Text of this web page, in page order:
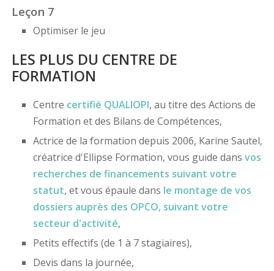
Leçon 7
Optimiser le jeu
LES PLUS DU CENTRE DE
FORMATION
Centre certifié QUALIOPI, au titre des Actions de
Formation et des Bilans de Compétences,
Actrice de la formation depuis 2006, Karine Sautel,
créatrice d'Ellipse Formation, vous guide dans vos
recherches de financements suivant votre
statut, et vous épaule dans le montage de vos
dossiers auprès des OPCO, suivant votre
secteur d'activité,
Petits effectifs (de 1 à 7 stagiaires),
Devis dans la journée,